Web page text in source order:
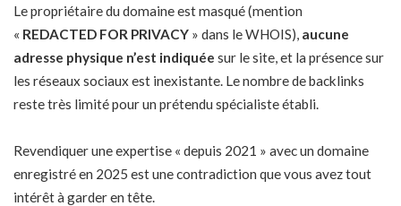
Le propriétaire du domaine est masqué (mention
« REDACTED FOR PRIVACY » dans le WHOIS), aucune
adresse physique n’est indiquée sur le site, et la présence sur
les réseaux sociaux est inexistante. Le nombre de backlinks
reste très limité pour un prétendu spécialiste établi.
Revendiquer une expertise « depuis 2021 » avec un domaine
enregistré en 2025 est une contradiction que vous avez tout
intérêt à garder en tête.